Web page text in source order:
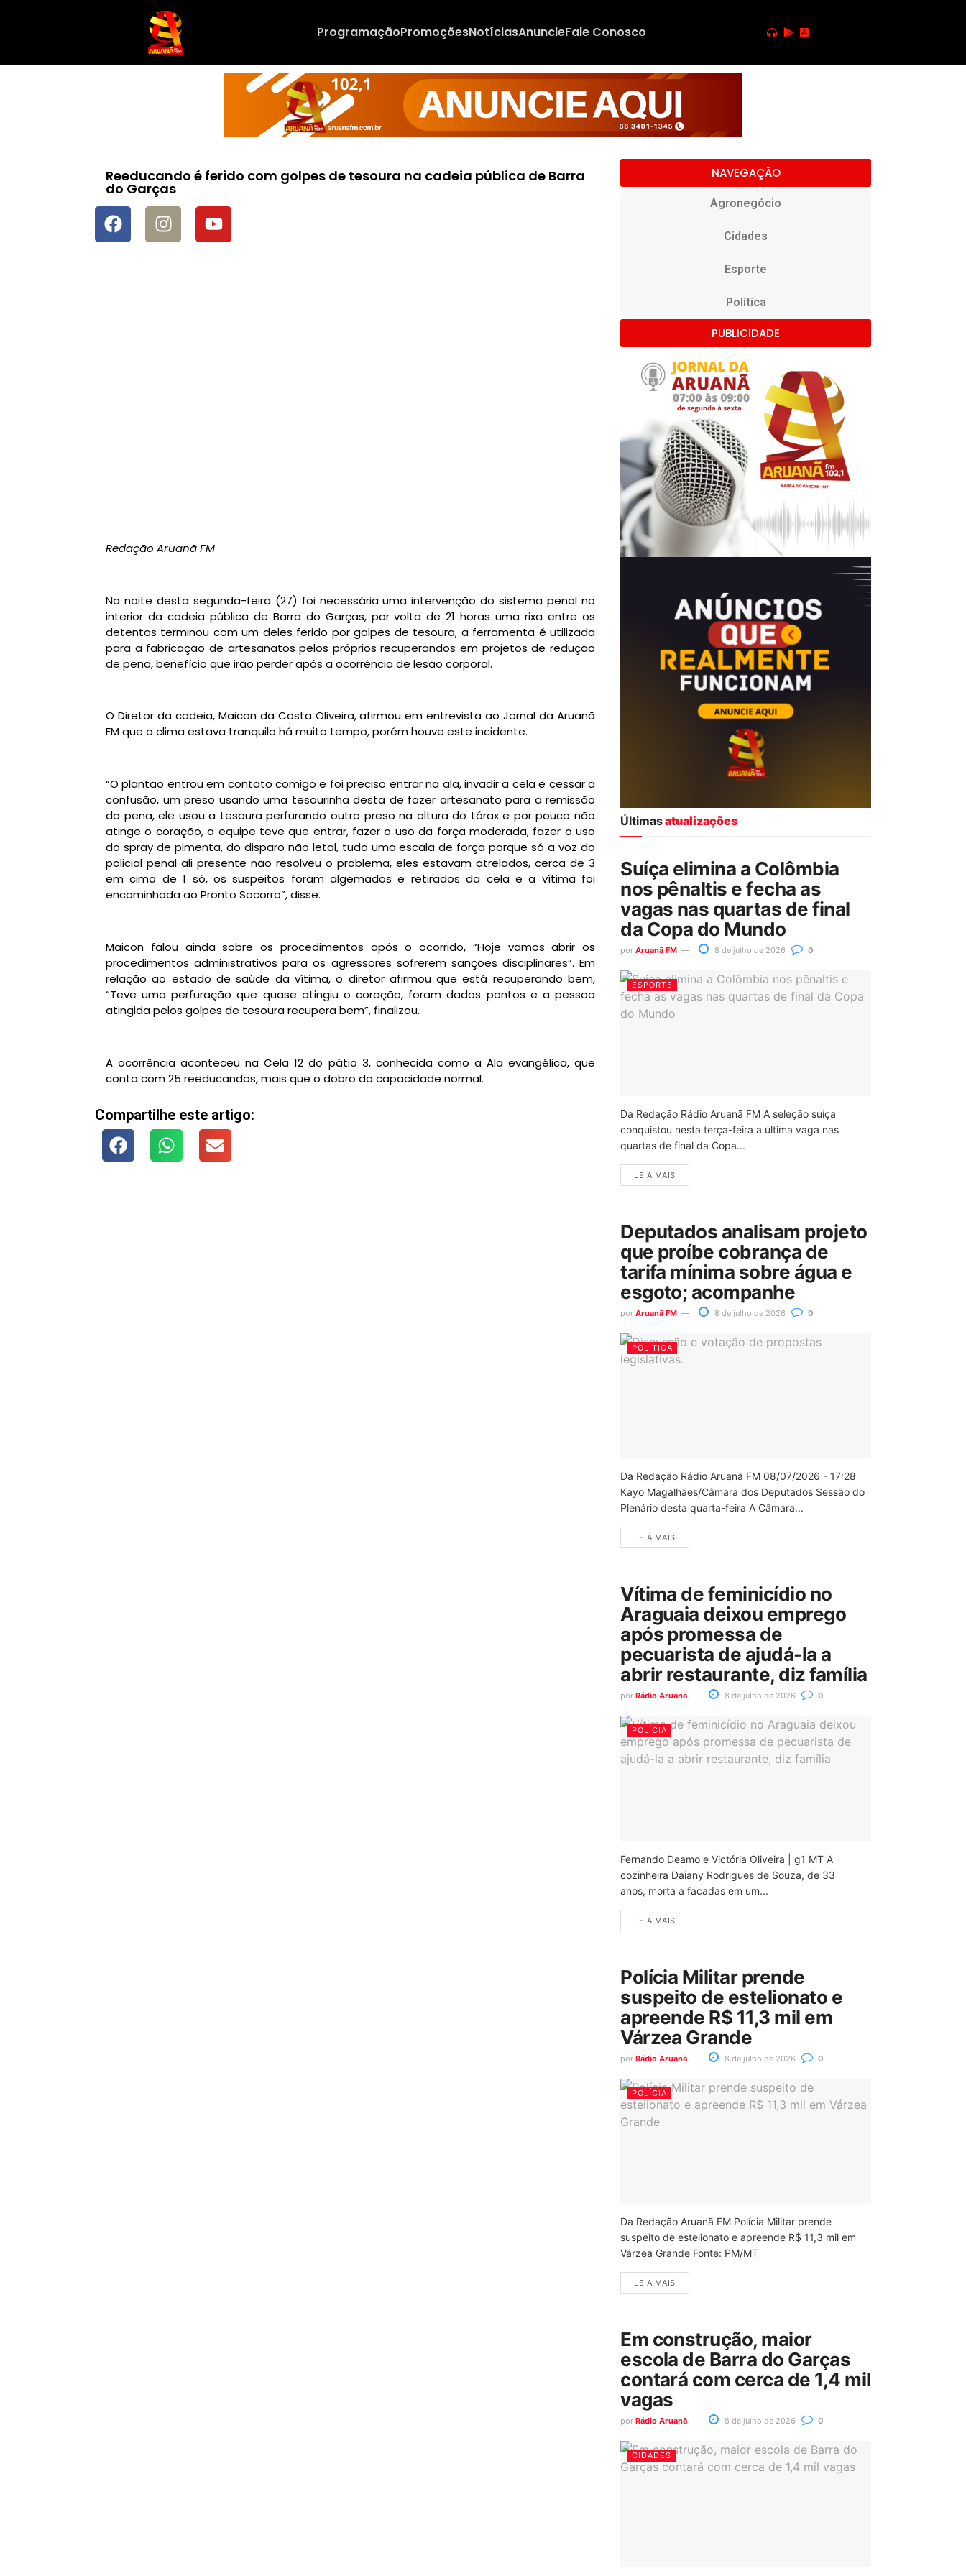
ProgramaçãoPromoçõesNotíciasAnuncieFale Conosco
Reeducando é ferido com golpes de tesoura na cadeia pública de Barra
do Garças
Redação Aruanã FM
Na noite desta segunda-feira (27) foi necessária uma intervenção do sistema penal no
interior da cadeia pública de Barra do Garças, por volta de 21 horas uma rixa entre os
detentos terminou com um deles ferido por golpes de tesoura, a ferramenta é utilizada
para a fabricação de artesanatos pelos próprios recuperandos em projetos de redução
de pena, benefício que irão perder após a ocorrência de lesão corporal.
O Diretor da cadeia, Maicon da Costa Oliveira, afirmou em entrevista ao Jornal da Aruanã
FM que o clima estava tranquilo há muito tempo, porém houve este incidente.
“O plantão entrou em contato comigo e foi preciso entrar na ala, invadir a cela e cessar a
confusão, um preso usando uma tesourinha desta de fazer artesanato para a remissão
da pena, ele usou a tesoura perfurando outro preso na altura do tórax e por pouco não
atinge o coração, a equipe teve que entrar, fazer o uso da força moderada, fazer o uso
do spray de pimenta, do disparo não letal, tudo uma escala de força porque só a voz do
policial penal ali presente não resolveu o problema, eles estavam atrelados, cerca de 3
em cima de 1 só, os suspeitos foram algemados e retirados da cela e a vítima foi
encaminhada ao Pronto Socorro”, disse.
Maicon falou ainda sobre os procedimentos após o ocorrido, “Hoje vamos abrir os
procedimentos administrativos para os agressores sofrerem sanções disciplinares”. Em
relação ao estado de saúde da vítima, o diretor afirmou que está recuperando bem,
“Teve uma perfuração que quase atingiu o coração, foram dados pontos e a pessoa
atingida pelos golpes de tesoura recupera bem”, finalizou.
A ocorrência aconteceu na Cela 12 do pátio 3, conhecida como a Ala evangélica, que
conta com 25 reeducandos, mais que o dobro da capacidade normal.
Compartilhe este artigo:
NAVEGAÇÃO
Agronegócio
Cidades
Esporte
Política
PUBLICIDADE
Últimasatualizações
Suíça elimina a Colômbia
nos pênaltis e fecha as
vagas nas quartas de final
da Copa do Mundo
por Aruanã FM 8 de julho de 2026 0
ESPORTE
Da Redação Rádio Aruanã FM A seleção suíça
conquistou nesta terça-feira a última vaga nas
quartas de final da Copa...
LEIA MAIS
Deputados analisam projeto
que proíbe cobrança de
tarifa mínima sobre água e
esgoto; acompanhe
por Aruanã FM 8 de julho de 2026 0
POLÍTICA
Da Redação Rádio Aruanã FM 08/07/2026 - 17:28
Kayo Magalhães/Câmara dos Deputados Sessão do
Plenário desta quarta-feira A Câmara...
LEIA MAIS
Vítima de feminicídio no
Araguaia deixou emprego
após promessa de
pecuarista de ajudá-la a
abrir restaurante, diz família
por Rádio Aruanã 8 de julho de 2026 0
POLÍCIA
Fernando Deamo e Victória Oliveira | g1 MT A
cozinheira Daiany Rodrigues de Souza, de 33
anos, morta a facadas em um...
LEIA MAIS
Polícia Militar prende
suspeito de estelionato e
apreende R$ 11,3 mil em
Várzea Grande
por Rádio Aruanã 8 de julho de 2026 0
POLÍCIA
Da Redação Aruanã FM Polícia Militar prende
suspeito de estelionato e apreende R$ 11,3 mil em
Várzea Grande Fonte: PM/MT
LEIA MAIS
Em construção, maior
escola de Barra do Garças
contará com cerca de 1,4 mil
vagas
por Rádio Aruanã 8 de julho de 2026 0
CIDADES